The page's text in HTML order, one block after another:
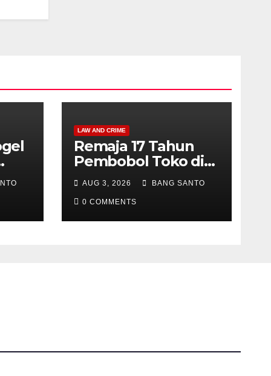
LAW AND CRIME
Remaja 17 Tahun
Pembobol Toko di
Manokwari Selatan,
Akhirnya
Diamankan Tim
Jatanras Polda
AUG 3, 2026 BANG SANTO
0 COMMENTS